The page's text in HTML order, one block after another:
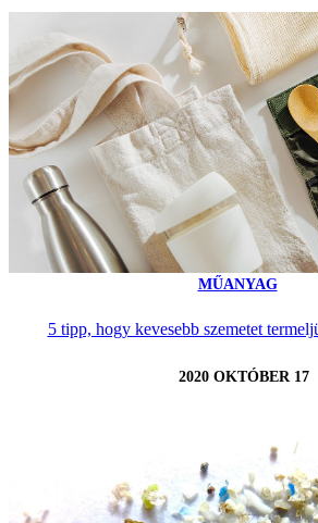
MŰANYAG
5 tipp, hogy kevesebb szemetet
2020 OKTÓBER 17